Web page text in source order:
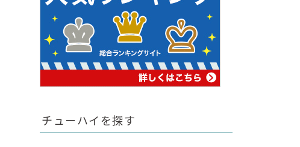
チューハイを探す